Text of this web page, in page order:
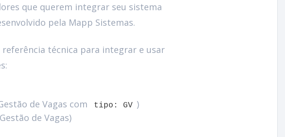
que querem integrar seu sistema
pela Mapp Sistemas.
técnica para integrar e usar
de Vagas com
tipo: GV )
de Vagas)